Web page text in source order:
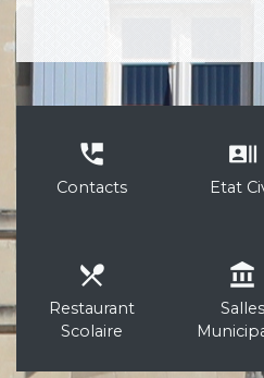
perm_phone_msg
Contacts
recent_actors
Etat
local_dining
Restaurant
Scolaire
account_balance
Salles